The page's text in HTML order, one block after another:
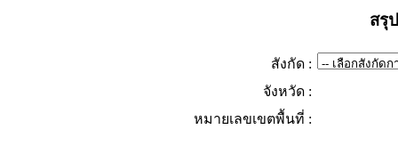
สรุ
สังกัด :
จังหวัด :
หมายเลขเขตพื้นที่ :